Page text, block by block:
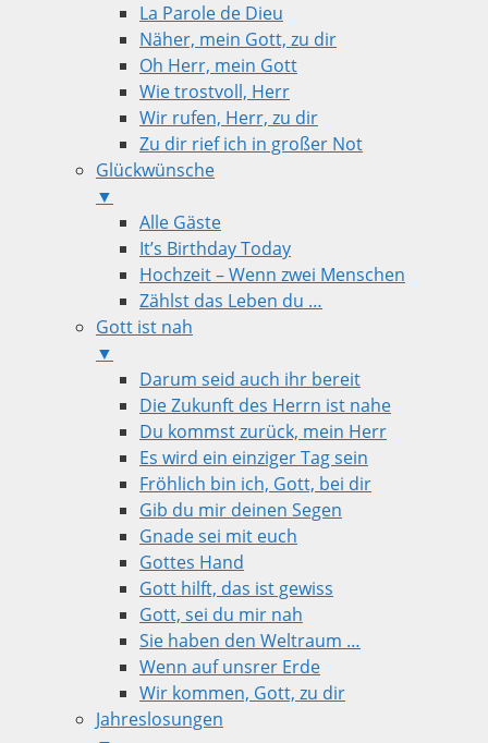
La Parole de Dieu
Näher, mein Gott, zu dir
Oh Herr, mein Gott
Wie trostvoll, Herr
Wir rufen, Herr, zu dir
Zu dir rief ich in großer Not
Glückwünsche
▼
Alle Gäste
It’s Birthday Today
Hochzeit – Wenn zwei Menschen
Zählst das Leben du …
Gott ist nah
▼
Darum seid auch ihr bereit
Die Zukunft des Herrn ist nahe
Du kommst zurück, mein Herr
Es wird ein einziger Tag sein
Fröhlich bin ich, Gott, bei dir
Gib du mir deinen Segen
Gnade sei mit euch
Gottes Hand
Gott hilft, das ist gewiss
Gott, sei du mir nah
Sie haben den Weltraum …
Wenn auf unsrer Erde
Wir kommen, Gott, zu dir
Jahreslosungen